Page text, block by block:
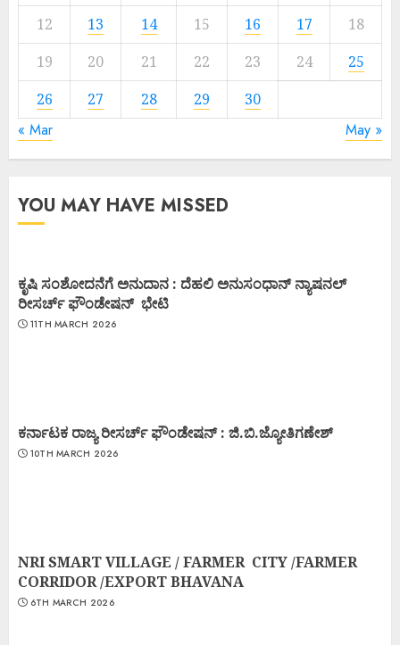
12
13 14 15 16 17
18
19
20 21 22 23 24
25
26
27 28 29 30
« Mar May »
YOU MAY HAVE MISSED
ಕೃಷಿ ಸಂಶೋದನೆಗೆ ಅನುದಾನ : ದೆಹಲಿ ಅನುಸಂಧಾನ್ ನ್ಯಾಷನಲ್
ರೀಸರ್ಚ್ ಫೌಂಡೇಷನ್ ಭೇಟಿ
11TH MARCH 2026
ಕರ್ನಾಟಕ ರಾಜ್ಯ ರೀಸರ್ಚ್ ಫೌಂಡೇಷನ್ : ಜಿ.ಬಿ.ಜ್ಯೋತಿಗಣೇಶ್
10TH MARCH 2026
NRI SMART VILLAGE / FARMER CITY /FARMER
CORRIDOR /EXPORT BHAVANA
6TH MARCH 2026